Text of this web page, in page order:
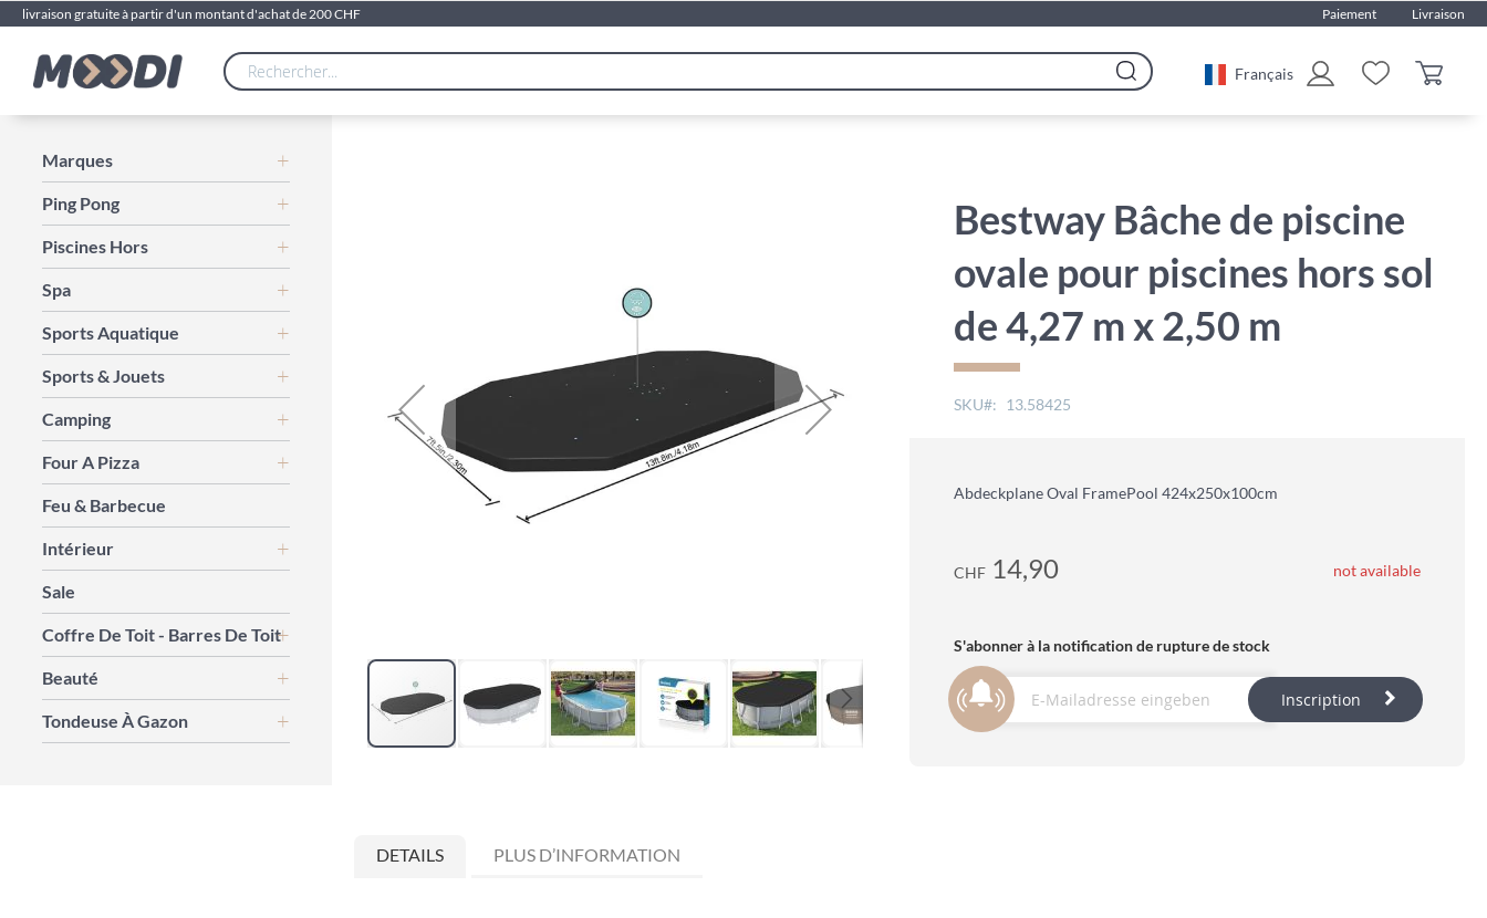
livraison gratuite à partir d'un montant d'achat de 200 CHF Paiement Livraison
Rechercher
Français
Bestway Bâche de piscine
ovale pour piscines hors sol
de 4,27 m x 2,50 m
SKU 13.58425
Abdeckplane Oval FramePool 424x250x100cm
CHF 14,90 not available
S'abonner à la notification de rupture de stock
Inscription
DETAILS PLUS D’INFORMATION
Marques
Ping Pong
Piscines Hors
Spa
Sports Aquatique
Sports & Jouets
Camping
Four A Pizza
Feu & Barbecue
Intérieur
Sale
Coffre De Toit - Barres De Toit
Beauté
Tondeuse À Gazon